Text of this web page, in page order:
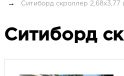
Ситиборд скроллер 2,68х3,77
Ситиборд